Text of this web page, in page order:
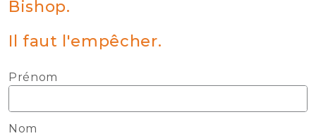
Bishop.
Il faut l'empêcher.
Prénom
Nom